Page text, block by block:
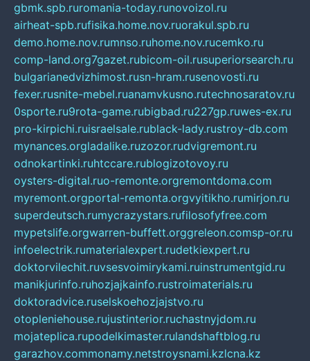
gbmk.spb.ruromania-today.runovoizol.ru
airheat-spb.rufisika.home.nov.ruorakul.spb.ru
demo.home.nov.rumnso.ruhome.nov.rucemko.ru
comp-land.org7gazet.rubicom-oil.rusuperiorsearch.ru
bulgarianedvizhimost.rusn-hram.rusenovosti.ru
fexer.rusnite-mebel.ruanamvkusno.rutechnosaratov.ru
0sporte.ru9rota-game.rubigbad.ru227gp.ruwes-ex.ru
pro-kirpichi.ruisraelsale.rublack-lady.rustroy-db.com
mynances.orgladalike.ruzozor.rudvigremont.ru
odnokartinki.ruhtccare.rublogizotovoy.ru
oysters-digital.ruo-remonte.orgremontdoma.com
myremont.orgportal-remonta.orgvyitikho.rumirjon.ru
superdeutsch.rumycrazystars.rufilosofyfree.com
mypetslife.orgwarren-buffett.orggreleon.comsp-or.ru
infoelectrik.rumaterialexpert.rudetkiexpert.ru
doktorvilechit.ruvsesvoimirykami.ruinstrumentgid.ru
manikjurinfo.ruhozjajkainfo.rustroimaterials.ru
doktoradvice.ruselskoehozjajstvo.ru
otopleniehouse.rujustinterior.ruchastnyjdom.ru
mojateplica.rupodelkimaster.rulandshaftblog.ru
garazhov.commonamy.netstroysnami.kzlcna.kz